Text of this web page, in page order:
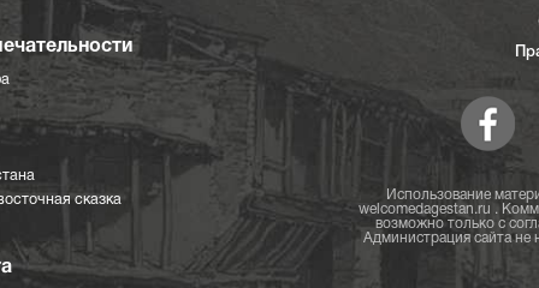
сказка
Использование
welcomedagestan.ru .
возможно только с
Администрация сайта не